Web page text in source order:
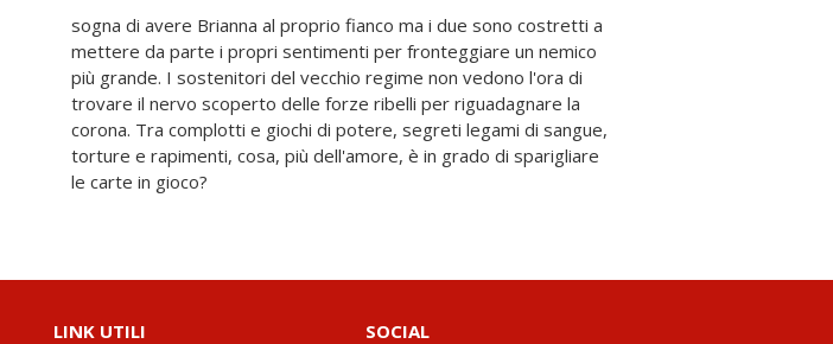
le carte in gioco?
LINK UTILI SOCIAL